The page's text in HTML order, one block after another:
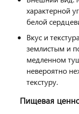
характерной
белой
Вкус и
землистым и
медленном
невероятно
текстуру.
Пищевая